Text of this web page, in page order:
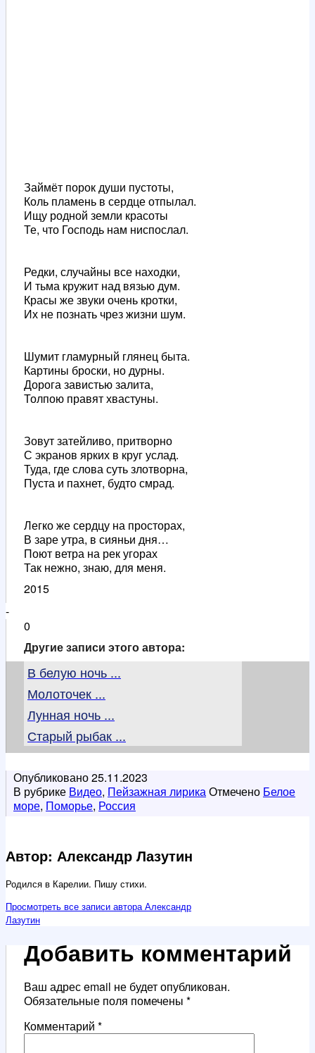
Займёт порок души пустоты,
Коль пламень в сердце отпылал.
Ищу родной земли красоты
Те, что Господь нам ниспослал.
Редки, случайны все находки,
И тьма кружит над вязью дум.
Красы же звуки очень кротки,
Их не познать чрез жизни шум.
Шумит гламурный глянец быта.
Картины броски, но дурны.
Дорога завистью залита,
Толпою правят хвастуны.
Зовут затейливо, притворно
С экранов ярких в круг услад.
Туда, где слова суть злотворна,
Пуста и пахнет, будто смрад.
Легко же сердцу на просторах,
В заре утра, в сияньи дня…
Поют ветра на рек угорах
Так нежно, знаю, для меня.
2015
-
0
Другие записи этого автора:
В белую ночь ...
Молоточек ...
Лунная ночь ...
Старый рыбак ...
Опубликовано25.11.2023
В рубрике Видео, Пейзажная лирикаОтмечено Белое
море, Поморье, Россия
Автор: Александр Лазутин
Родился в Карелии. Пишу стихи.
Просмотреть все записи автора Александр
Лазутин
Добавить комментарий
Ваш адрес email не будет опубликован.
Обязательные поля помечены *
Комментарий *